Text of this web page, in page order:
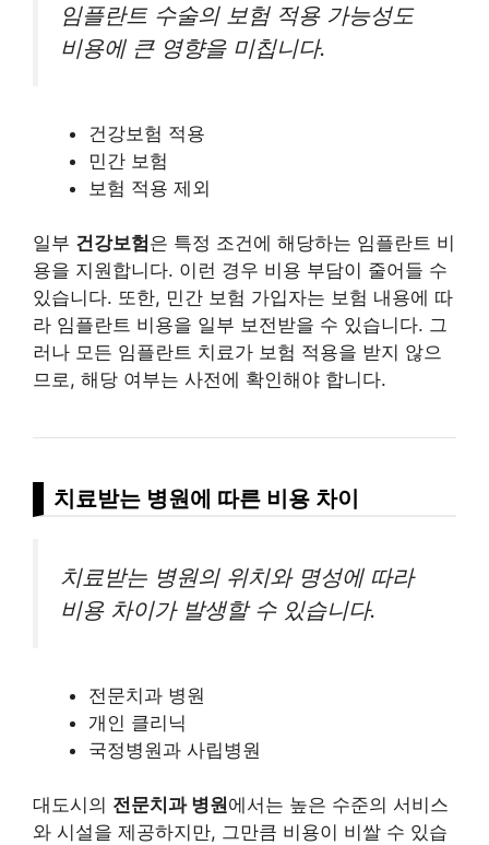
임플란트 수술의 보험 적용 가능성도
비용에 큰 영향을 미칩니다.
건강보험 적용
민간 보험
보험 적용 제외
일부 건강보험은 특정 조건에 해당하는 임플란트 비
용을 지원합니다. 이런 경우 비용 부담이 줄어들 수
있습니다. 또한, 민간 보험 가입자는 보험 내용에 따
라 임플란트 비용을 일부 보전받을 수 있습니다. 그
러나 모든 임플란트 치료가 보험 적용을 받지 않으
므로, 해당 여부는 사전에 확인해야 합니다.
치료받는 병원에 따른 비용 차이
치료받는 병원의 위치와 명성에 따라
비용 차이가 발생할 수 있습니다.
전문치과 병원
개인 클리닉
국정병원과 사립병원
대도시의 전문치과 병원에서는 높은 수준의 서비스
와 시설을 제공하지만, 그만큼 비용이 비쌀 수 있습